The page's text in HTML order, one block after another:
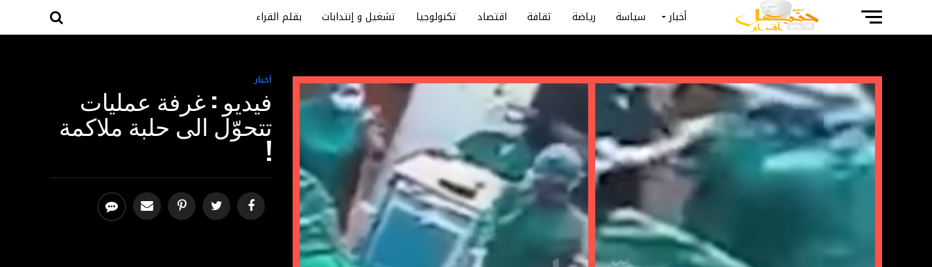
أخبار سياسة رياضة ثقافة اقتصاد تكنولوجيا تشغيل و إنتدابات بقلم القراء
أخبار
فيديو : غرفة عمليات
تتحوّل الى حلبة ملاكمة
!